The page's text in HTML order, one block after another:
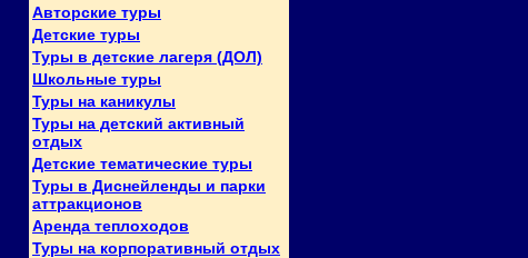
Авторские туры
Детские туры
Туры в детские лагеря (ДОЛ)
Школьные туры
Туры на каникулы
Туры на детский активный
отдых
Детские тематические туры
Туры в Диснейленды и парки
аттракционов
Аренда теплоходов
Туры на корпоративный отдых